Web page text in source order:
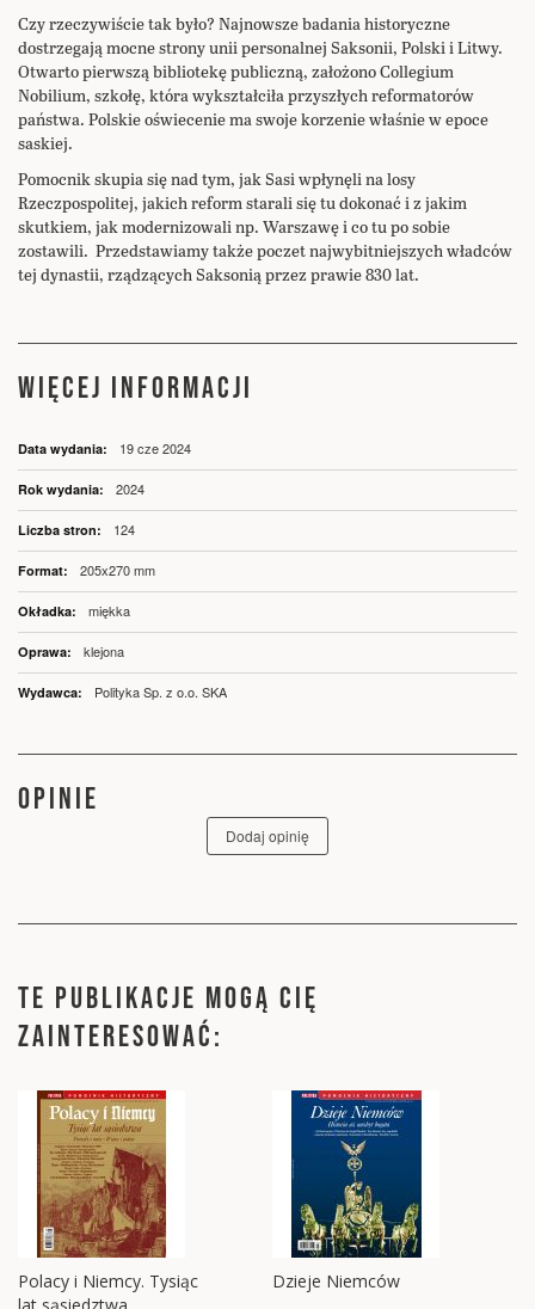
Czy rzeczywiście tak było? Najnowsze badania historyczne
dostrzegają mocne strony unii personalnej Saksonii, Polski i Litwy.
Otwarto pierwszą bibliotekę publiczną, założono Collegium
Nobilium, szkołę, która wykształciła przyszłych reformatorów
państwa. Polskie oświecenie ma swoje korzenie właśnie w epoce
saskiej.
Pomocnik skupia się nad tym, jak Sasi wpłynęli na losy
Rzeczpospolitej, jakich reform starali się tu dokonać i z jakim
skutkiem, jak modernizowali np. Warszawę i co tu po sobie
zostawili. Przedstawiamy także poczet najwybitniejszych władców
tej dynastii, rządzących Saksonią przez prawie 830 lat.
WIĘCEJ INFORMACJI
Więcej
informacji
19 cze 2024
2024
124
205x270 mm
miękka
klejona
Polityka Sp. z o.o. SKA
OPINIE
Dodaj opinię
TE PUBLIKACJE MOGĄ CIĘ
ZAINTERESOWAĆ:
Polacy i Niemcy. Tysiąc
Dzieje Niemców